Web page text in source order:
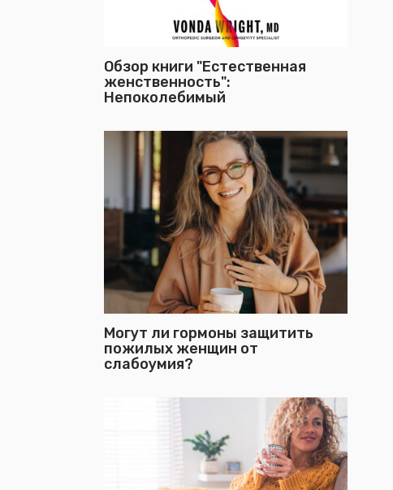
Обзор книги "Естественная
женственность":
Непоколебимый
Могут ли гормоны защитить
пожилых женщин от
слабоумия?